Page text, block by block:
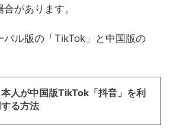
があります。
バル版の「TikTok」と中国版の
本人が中国版TikTok「抖音」を利
る方法